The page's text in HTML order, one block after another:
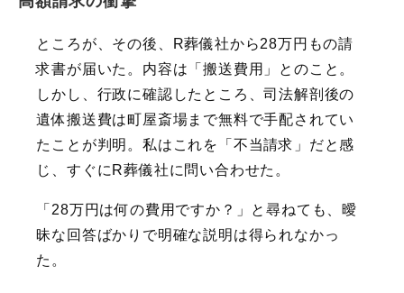
ところが、その後、R葬儀社から28万円もの請
求書が届いた。内容は「搬送費用」とのこと。
しかし、行政に確認したところ、司法解剖後の
遺体搬送費は町屋斎場まで無料で手配されてい
たことが判明。私はこれを「不当請求」だと感
じ、すぐにR葬儀社に問い合わせた。
「28万円は何の費用ですか？」と尋ねても、曖
昧な回答ばかりで明確な説明は得られなかっ
た。